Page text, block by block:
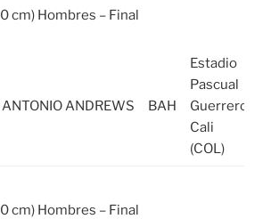
cm) Hombres – Final
ANTONIO ANDREWS BAH
Estadio
Pascual
Guerrero,
Cali
(COL)
cm) Hombres – Final